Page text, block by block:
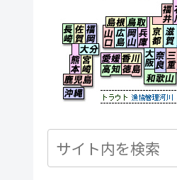
大
兵
鳥
島根県
岡山
広島県
山口県
徳島
香川
愛媛県
高知県
福岡県
佐賀県
長崎県
熊本県
大分県
宮崎県
鹿児島県
沖縄県